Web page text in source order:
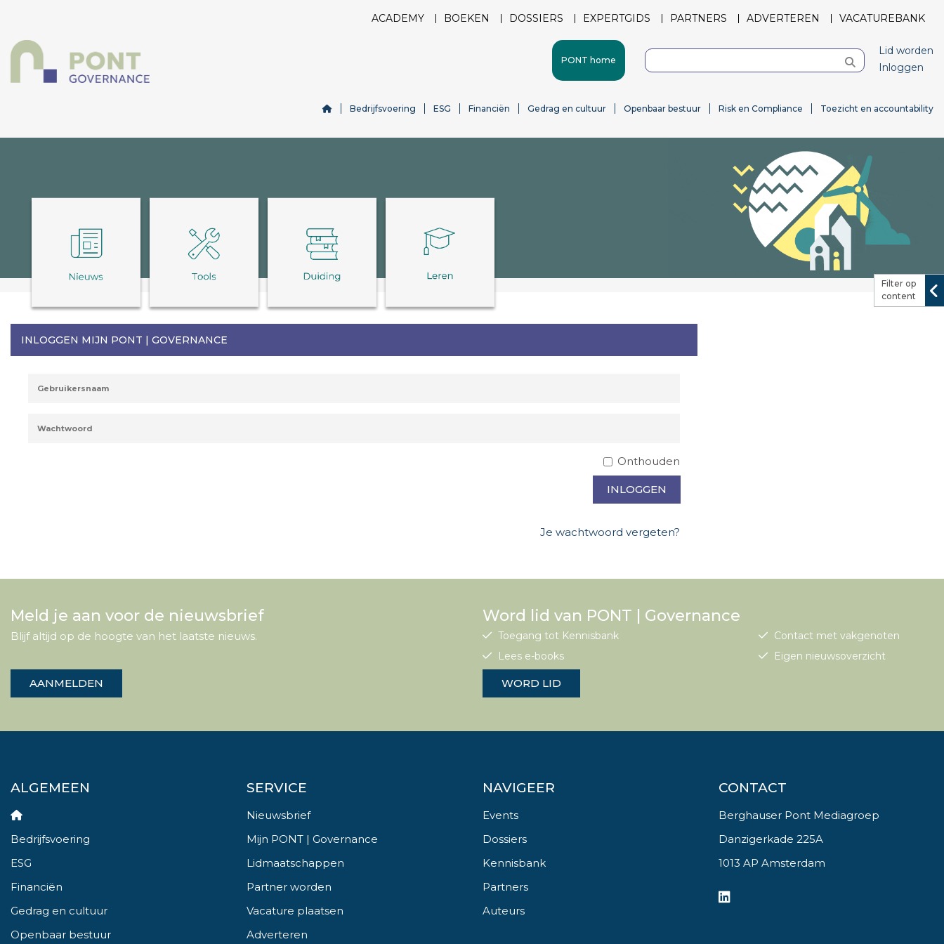
Filter op
content
ACADEMY BOEKEN DOSSIERS EXPERTGIDS PARTNERS ADVERTEREN VACATUREBANK
PONT home
Lid worden
Inloggen
Bedrijfsvoering ESG Financiën Gedrag en cultuur Openbaar bestuur Risk en Compliance Toezicht en accountability
INLOGGEN MIJN PONT | GOVERNANCE
Onthouden
INLOGGEN
Je wachtwoord vergeten?
Meld je aan voor de nieuwsbrief
Blijf altijd op de hoogte van het laatste nieuws.
AANMELDEN
Word lid van PONT | Governance
Toegang tot Kennisbank
Lees e-books
Contact met vakgenoten
Eigen nieuwsoverzicht
WORD LID
ALGEMEEN
Bedrijfsvoering
ESG
Financiën
Gedrag en cultuur
Openbaar bestuur
SERVICE
Nieuwsbrief
Mijn PONT | Governance
Lidmaatschappen
Partner worden
Vacature plaatsen
Adverteren
NAVIGEER
Events
Dossiers
Kennisbank
Partners
Auteurs
CONTACT
Berghauser Pont Mediagroep
Danzigerkade 225A
1013 AP Amsterdam